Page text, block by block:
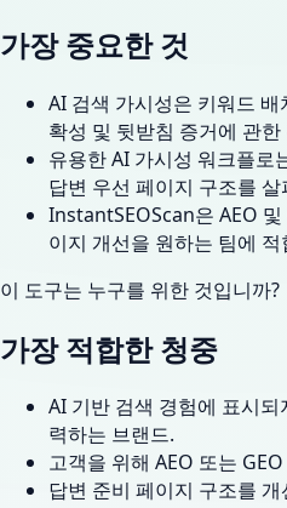
가장 중요한 것
AI 검색 가시성은 키워드
확성 및 뒷받침 증거에 관한
유용한 AI 가시성 워크플로
답변 우선 페이지 구조를 살
InstantSEOScan은 AEO
이지 개선을 원하는 팀에 적
이 도구는 누구를 위한 것입니까?
가장 적합한 청중
AI 기반 검색 경험에 표시
력하는 브랜드.
고객을 위해 AEO 또는
답변 준비 페이지 구조를